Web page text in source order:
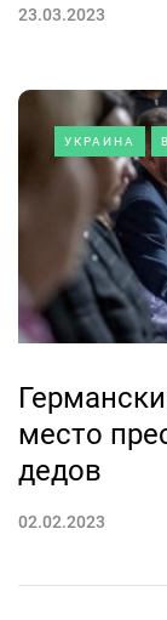
23.03.2023
УКРАИНА
место
дедов
02.02.2023